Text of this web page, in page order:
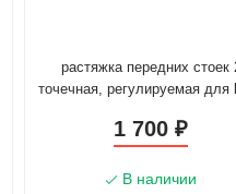
растяжка передних стоек
точечная, регулируемая для
2190, 2191 "l@da
1 700₽
В наличии